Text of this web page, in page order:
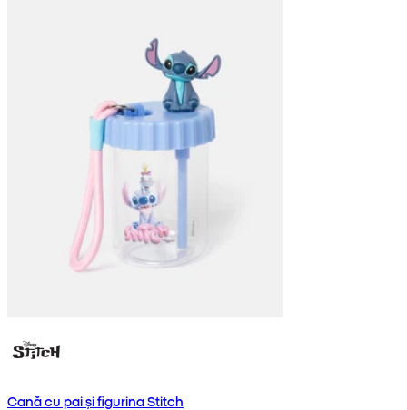
Cană cu pai și figurina Stitch